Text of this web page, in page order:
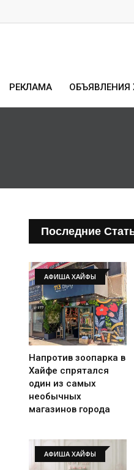
РЕКЛАМА ОБЪЯВЛЕНИЯ
Последние
АФИША ХАЙФЫ
Напротив зоопарка в
Хайфе спрятался
один из самых
необычных
магазинов города
АФИША ХАЙФЫ